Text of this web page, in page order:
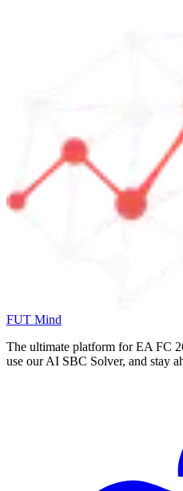
FUT Mind
The ultimate platform for EA FC
use our AI SBC Solver, and stay